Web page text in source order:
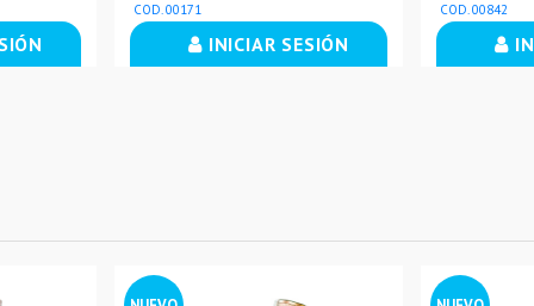
COD. 00171
INICIAR SESIÓN
COD. 00842